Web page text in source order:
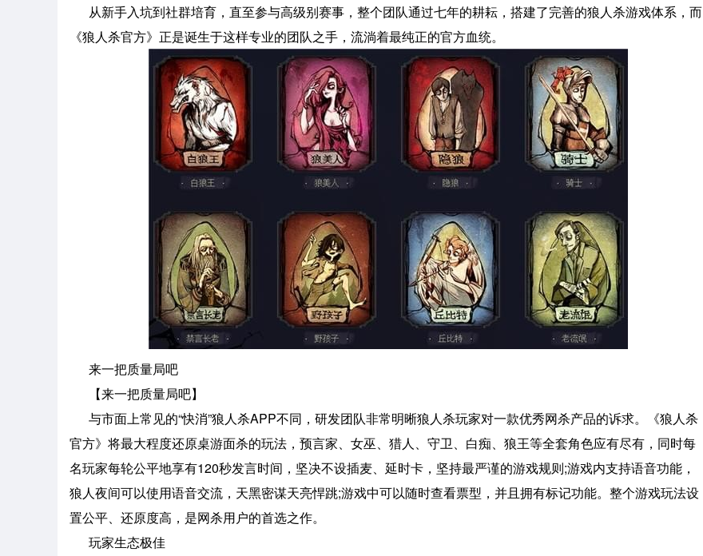
从新手入坑到社群培育，直至参与高级别赛事，整个团队通过七年的耕耘，搭建了完善的狼人杀游戏体系，而
《狼人杀官方》正是诞生于这样专业的团队之手，流淌着最纯正的官方血统。
来一把质量局吧
【来一把质量局吧】
与市面上常见的“快消”狼人杀APP不同，研发团队非常明晰狼人杀玩家对一款优秀网杀产品的诉求。《狼人杀
官方》将最大程度还原桌游面杀的玩法，预言家、女巫、猎人、守卫、白痴、狼王等全套角色应有尽有，同时每
名玩家每轮公平地享有120秒发言时间，坚决不设插麦、延时卡，坚持最严谨的游戏规则;游戏内支持语音功能，
狼人夜间可以使用语音交流，天黑密谋天亮悍跳;游戏中可以随时查看票型，并且拥有标记功能。整个游戏玩法设
置公平、还原度高，是网杀用户的首选之作。
玩家生态极佳